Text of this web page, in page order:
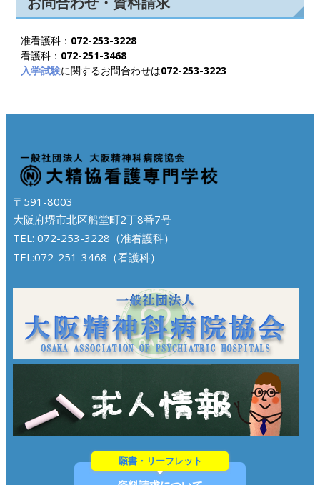
准看護科： 072-253-3228
看護科： 072-251-3468
入学試験に関するお問合わせは072-253-3223
〒591-8003
大阪府堺市北区船堂町2丁8番7号
TEL: 072-253-3228（准看護科）
TEL:072-251-3468（看護科）
願書・リーフレット